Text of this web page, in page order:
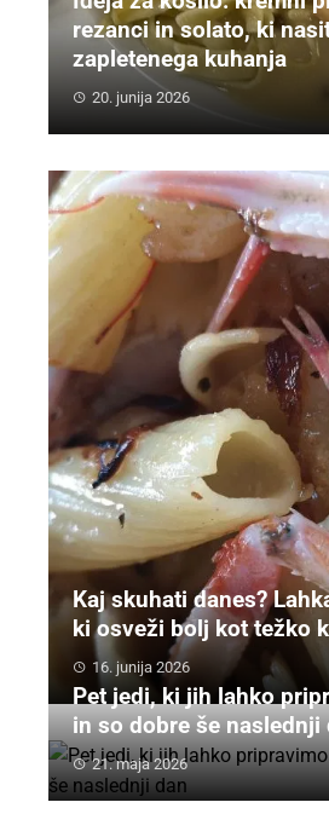
rezanci in solato, ki
zapletenega kuhanja
20. junija 2026
Kaj skuhati danes?
ki osveži bolj kot težko
16. junija 2026
Pet jedi, ki jih lahko
in so dobre še naslednji
21. maja 2026